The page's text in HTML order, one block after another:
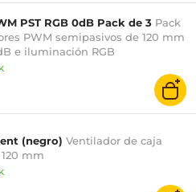
PST RGB 0dB Pack de 3 Pack
PWM semipasivos de 120 mm
e iluminación RGB
(negro) Ventilador de caja
mm